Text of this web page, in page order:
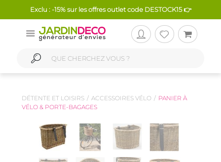
Exclu : -15% sur les offres outlet code DESTOCK15 👉
DÉTENTE ET LOISIRS ACCESSOIRES VÉLO
PANIER À
VÉLO & PORTE-BAGAGES